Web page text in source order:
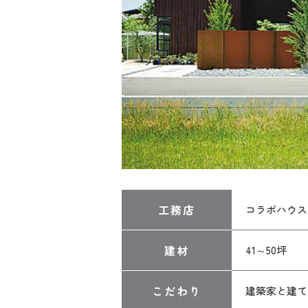
工務店 コラボハウス
建材 41～50坪
こだわり 建築家と建